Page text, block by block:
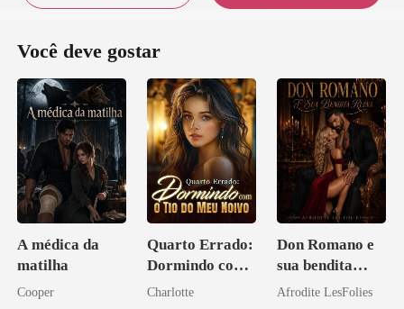
Você deve gostar
A médica da
matilha
Cooper
Quarto Errado:
Dormindo com
o Tio do Meu
Charlotte
Don Romano e
sua bendita
ruína
Afrodite LesFolies